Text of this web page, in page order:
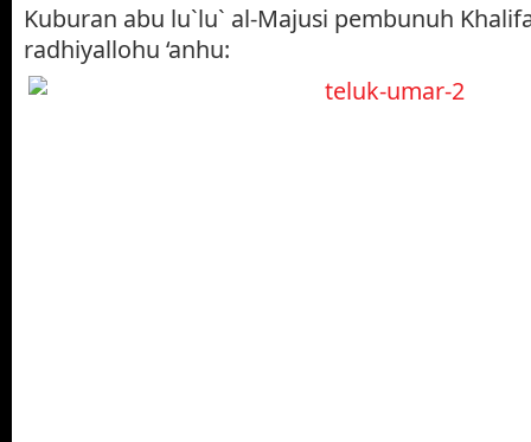
Kuburan abu lu`lu` al-Majusi pembunuh
radhiyallohu ‘anhu: